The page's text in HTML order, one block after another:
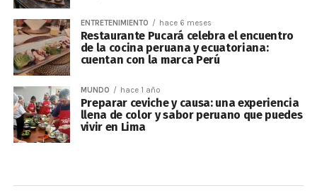
ENTRETENIMIENTO hace 6 meses
Restaurante Pucará celebra el encuentro
de la cocina peruana y ecuatoriana:
cuentan con la marca Perú
MUNDO hace 1 año
Preparar ceviche y causa: una experiencia
llena de color y sabor peruano que puedes
vivir en Lima